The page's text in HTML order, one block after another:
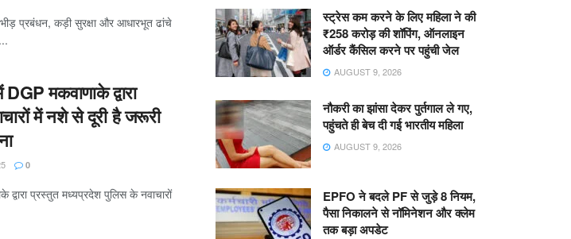
प्रबंधन, कड़ी सुरक्षा और आधारभूत ढांचे
मकवाणाके द्वारा
में नशे से दूरी है जरूरी
0
प्रस्‍तुत मध्यप्रदेश पुलिस के नवाचारों
स्ट्रेस कम करने के लिए महिला ने की
₹258 करोड़ की शॉपिंग, ऑनलाइन
ऑर्डर कैंसिल करने पर पहुंची जेल
AUGUST 9, 2026
नौकरी का झांसा देकर पुर्तगाल ले गए,
पहुंचते ही बेच दी गई भारतीय महिला
AUGUST 9, 2026
EPFO ने बदले PF से जुड़े 8 नियम,
पैसा निकालने से नॉमिनेशन और क्लेम
तक बड़ा अपडेट